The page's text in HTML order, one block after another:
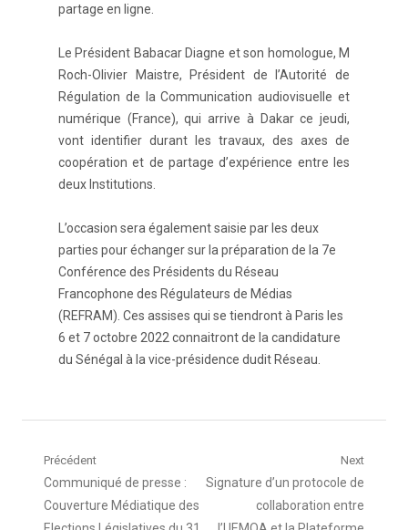
partage en ligne.
Le Président Babacar Diagne et son homologue, M
Roch-Olivier Maistre, Président de l’Autorité de
Régulation de la Communication audiovisuelle et
numérique (France), qui arrive à Dakar ce jeudi,
vont identifier durant les travaux, des axes de
coopération et de partage d’expérience entre les
deux Institutions.
L’occasion sera également saisie par les deux
parties pour échanger sur la préparation de la 7e
Conférence des Présidents du Réseau
Francophone des Régulateurs de Médias
(REFRAM). Ces assises qui se tiendront à Paris les
6 et 7 octobre 2022 connaitront de la candidature
du Sénégal à la vice-présidence dudit Réseau.
Navigation
de
Précédent
Article
précédent
:
Communiqué de presse :
Couverture Médiatique des
Next
Article
Signature d’un protocole de
collaboration entre